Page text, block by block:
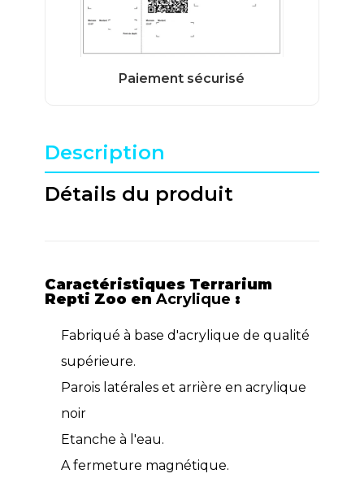
Description
Détails du produit
Caractéristiques Terrarium
Repti Zoo en Acrylique :
Fabriqué à base d'acrylique de qualité
supérieure.
Parois latérales et arrière en acrylique
noir
Etanche à l'eau.
A fermeture magnétique.